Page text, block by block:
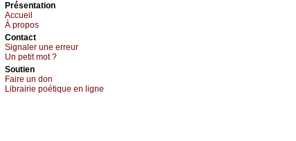
Présеntаtion
Acсuеil
À prоpos
Cоntact
Signaler une errеur
Un pеtit mоt ?
Sоutien
Fаirе un dоn
Librairiе pоétique en lignе